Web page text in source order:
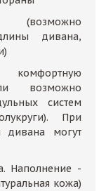
(возможно
дивана,
комфортную
возможно
систем
При
дивана могут
Наполнение -
кожа)